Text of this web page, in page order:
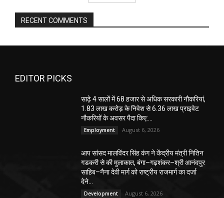
RECENT COMMENTS
EDITOR PICKS
साढ़े 4 सालों में 68 हजार से अधिक सरकारी नौकरियां,
1.83 लाख करोड़ के निवेश से 6.36 लाख प्राइवेट
नौकरियों के अवसर पैदा किए:...
Employment August 6, 2026
आप सांसद मालविंदर सिंह कंग ने केंद्रीय मंत्री नितिन
गडकरी से की मुलाकात, बंगा–गढ़शंकर–श्री आनंदपुर
साहिब–नैना देवी मार्ग को राष्ट्रीय राजमार्ग का दर्जा
देने...
Development August 6, 2026